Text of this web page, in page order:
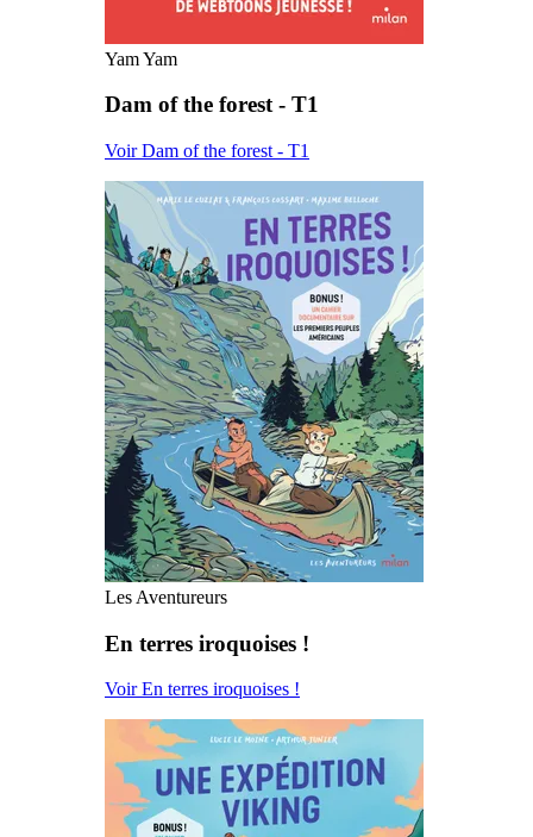
Yam Yam
Dam of the forest - T1
Voir Dam of the forest - T1
Les Aventureurs
En terres iroquoises !
Voir En terres iroquoises !